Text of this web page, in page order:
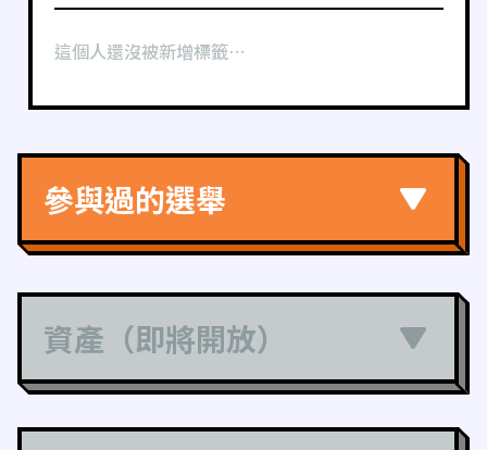
這個人還沒被新增標籤⋯
參與過的選舉
資產（即將開放）